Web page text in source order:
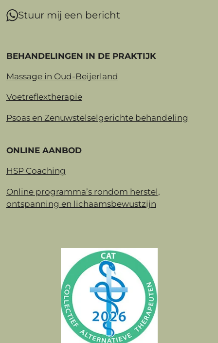
Stuur mij een bericht
BEHANDELINGEN IN DE PRAKTIJK
Massage in Oud-Beijerland
Voetreflextherapie
Psoas en Zenuwstelselgerichte behandeling
ONLINE AANBOD
HSP Coaching
Online programma’s rondom herstel,
ontspanning en lichaamsbewustzijn